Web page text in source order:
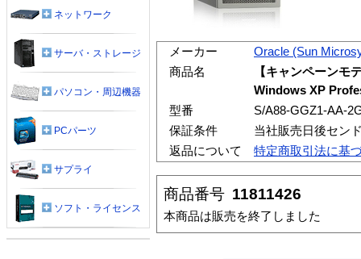
メーカー
Oracle (Sun
商品名
【キャンペーン
Windows XP
型番
S/A88-GGZ1-AA-
保証条件
当社販売日後セン
返品について
特定商取引法に基
商品番号 11811426
本商品は販売を終了しました
ネットワーク
サーバ・ストレージ
パソコン・周辺機器
PCパーツ
サプライ
ソフト・ライセンス